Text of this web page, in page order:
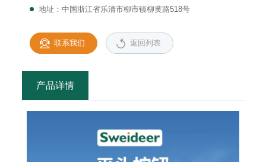
地址：中国浙江省乐清市柳市镇柳黄路518号
联系我们 返回列表
产品详情